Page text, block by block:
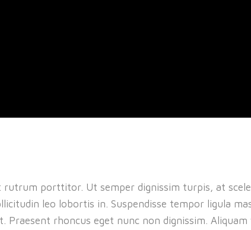
rutrum porttitor. Ut semper dignissim turpis, at
leo lobortis in. Suspendisse tempor ligula
rhoncus eget nunc non dignissim. Aliquam